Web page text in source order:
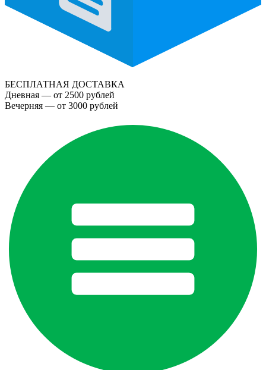
БЕСПЛАТНАЯ ДОСТАВКА
Дневная — от 2500 рублей
Вечерняя — от 3000 рублей